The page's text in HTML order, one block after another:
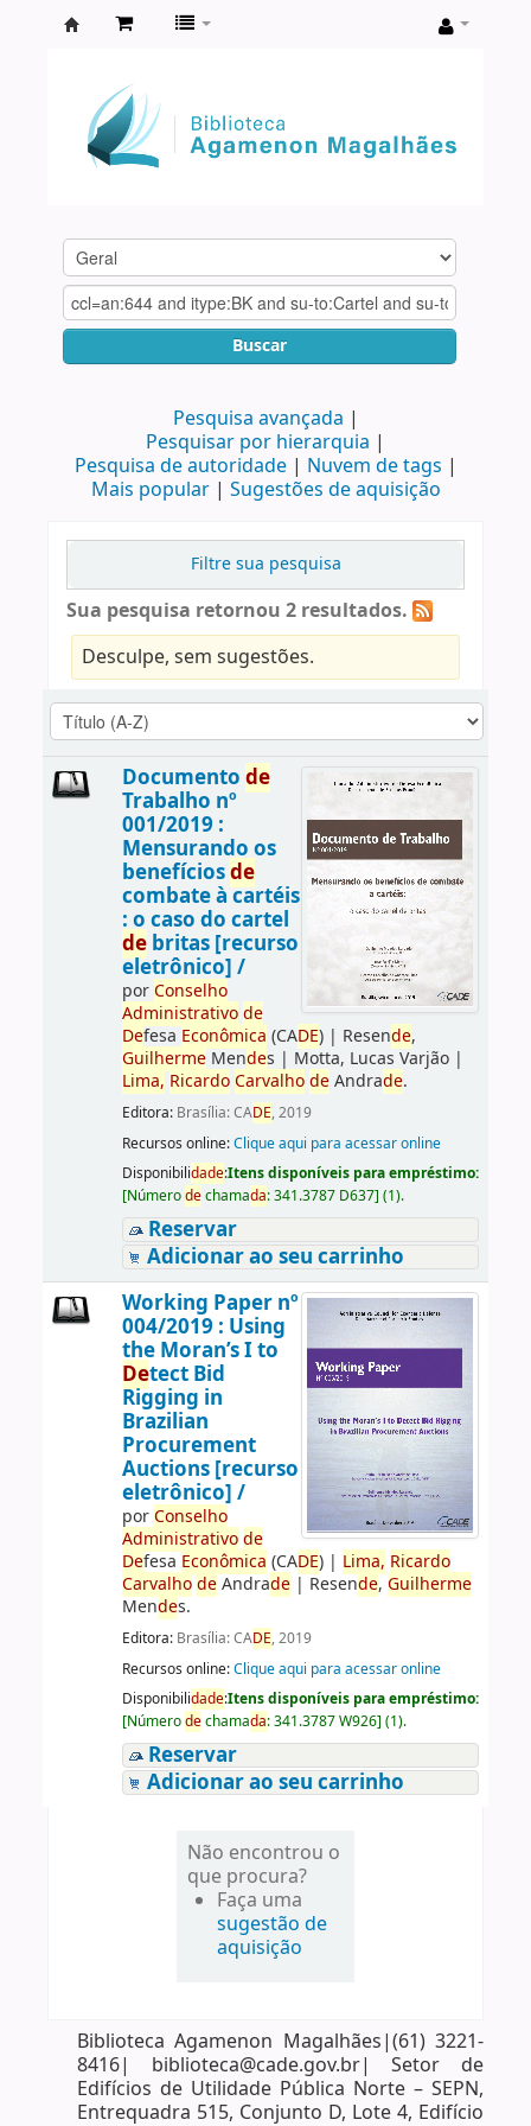
Agamenon
Magalhães
Buscar
Pesquisa avançada
Pesquisar por hierarquia
Pesquisa de autoridade
Nuvem de tags
Mais popular
Sugestões de aquisição
Filtre sua pesquisa
Sua pesquisa retornou 2 resultados.
Desculpe, sem sugestões.
Documento de
Trabalho nº
001/2019 :
Mensurando os
benefíciosde
combate à cartéis
: o caso do cartel
debritas [recurso
eletrônico] /
porConselho
Administrativo de
Defesa Econômica (CADE)| Resende,
GuilhermeMendes | Motta, Lucas Varjão|
Lima, Ricardo Carvalho deAndrade.
Editora: Brasília: CADE, 2019
Recursos online:Clique aqui para acessar online
Disponibilidade:Itens disponíveis para empréstimo:
[Númerodechamada:341.3787 D637] (1).
Reservar
Adicionar ao seu carrinho
Working Paper nº
004/2019 : Using
the Moran’s I to
Detect Bid
Rigging in
Brazilian
Procurement
Auctions [recurso
eletrônico] /
porConselho
Administrativo de
Defesa Econômica (CADE)| Lima, Ricardo
Carvalho deAndrade| Resende, Guilherme
Mendes.
Editora: Brasília: CADE, 2019
Recursos online:Clique aqui para acessar online
Disponibilidade:Itens disponíveis para empréstimo:
[Númerodechamada:341.3787 W926] (1).
Reservar
Adicionar ao seu carrinho
Não encontrou o
que procura?
Faça uma
sugestão de
aquisição
Biblioteca Agamenon Magalhães|(61) 3221-
8416| biblioteca@cade.gov.br| Setor de
Edifícios de Utilidade Pública Norte – SEPN,
Entrequadra 515, Conjunto D, Lote 4, Edifício